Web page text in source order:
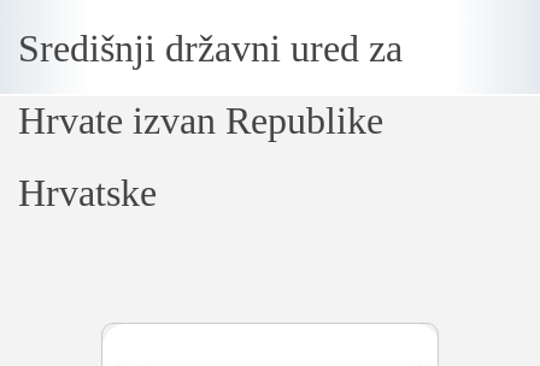
Središnji državni ured za
Hrvate izvan Republike
Hrvatske
Loading...